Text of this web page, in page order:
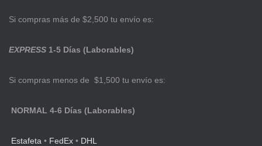
Si compras más de $2,500 tu envío es:
EXPRESS 1-5 Días (Laborables)
Si compras menos de $1,500 tu envío es:
NORMAL 4-6 Días (Laborables)
Estafeta • FedEx • DHL